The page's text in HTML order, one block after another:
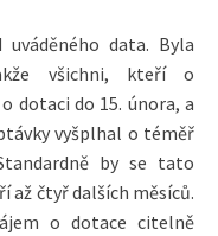
data. Byla
všichni, kteří o
dotaci do 15. února, a
vyšplhal o téměř
by se tato
až čtyř dalších měsíců.
o dotace citelně